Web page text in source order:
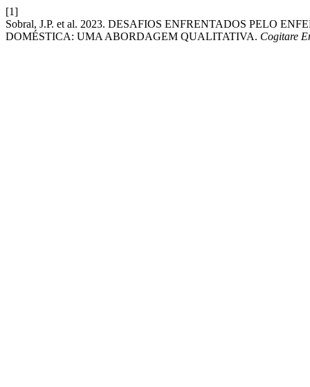
[1]
Sobral, J.P. et al. 2023. DESAFIOS ENFRENTADOS PELO
DOMÉSTICA: UMA ABORDAGEM QUALITATIVA. Cogitare